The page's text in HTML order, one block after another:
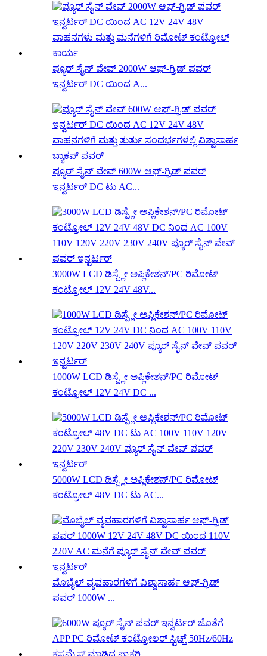
ಪ್ಯೂರ್ ಸೈನ್ ವೇವ್ 2000W ಆಫ್-ಗ್ರಿಡ್ ಪವರ್
ಇನ್ವರ್ಟರ್ DC ಯಿಂದ A...
ಪ್ಯೂರ್ ಸೈನ್ ವೇವ್ 600W ಆಫ್-ಗ್ರಿಡ್ ಪವರ್
ಇನ್ವರ್ಟರ್ DC ಟು AC...
3000W LCD ಡಿಸ್ಪ್ಲೇ ಅಪ್ಲಿಕೇಶನ್/PC ರಿಮೋಟ್
ಕಂಟ್ರೋಲ್ 12V 24V 48V...
1000W LCD ಡಿಸ್ಪ್ಲೇ ಅಪ್ಲಿಕೇಶನ್/PC ರಿಮೋಟ್
ಕಂಟ್ರೋಲ್ 12V 24V DC ...
5000W LCD ಡಿಸ್ಪ್ಲೇ ಅಪ್ಲಿಕೇಶನ್/PC ರಿಮೋಟ್
ಕಂಟ್ರೋಲ್ 48V DC ಟು AC...
ಮೊಬೈಲ್ ವ್ಯವಹಾರಗಳಿಗೆ ವಿಶ್ವಾಸಾರ್ಹ ಆಫ್-ಗ್ರಿಡ್
ಪವರ್ 1000W ...